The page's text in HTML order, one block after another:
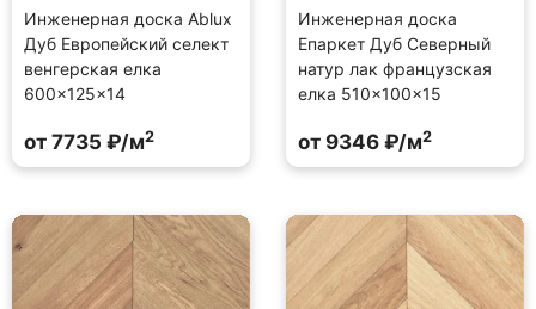
Инженерная доска Ablux
Дуб Европейский селект
венгерская елка
600×125×14
от 7735 ₽/м2
Инженерная доска
Епаркет Дуб Северный
натур лак французская
елка 510×100×15
от 9346 ₽/м2